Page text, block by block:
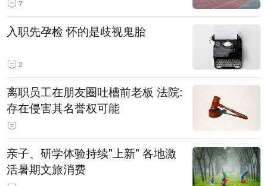
7
入职先孕检 怀的是歧视鬼胎
2
离职员工在朋友圈吐槽前老板 法院:
存在侵害其名誉权可能
亲子、研学体验持续"上新" 各地激
活暑期文旅消费